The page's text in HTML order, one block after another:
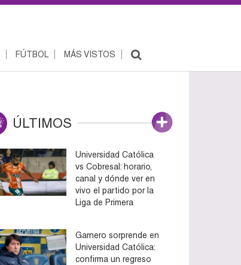
FÚTBOL MÁS VISTOS
ÚLTIMOS
Universidad Católica
vs Cobresal: horario,
canal y dónde ver en
vivo el partido por la
Liga de Primera
Garnero sorprende en
Universidad Católica:
confirma un regreso